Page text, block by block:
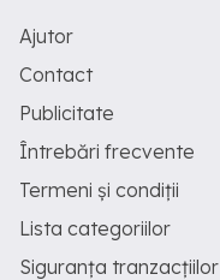
Ajutor
Contact
Publicitate
Întrebări frecvente
Termeni și condiții
Lista categoriilor
Siguranța tranzacțiilor